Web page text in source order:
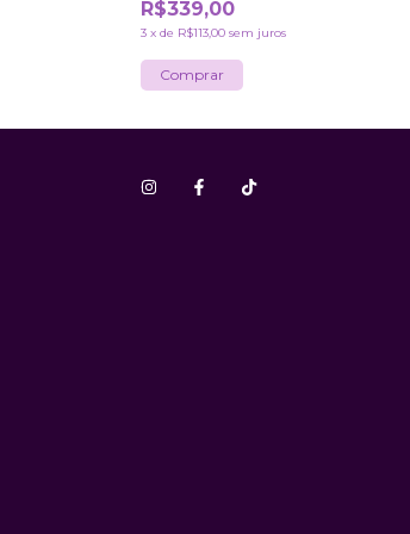
R$339,00
3 x de R$113,00 sem juros
Comprar